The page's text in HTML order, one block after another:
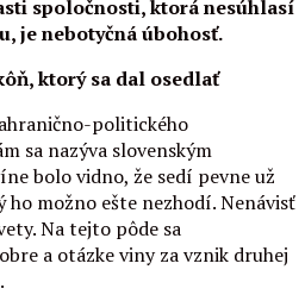
spoločnosti, ktorá nesúhlasí
je nebotyčná úbohosť.
ktorý sa dal osedlať
politického
sa nazýva slovenským
bolo vidno, že sedí pevne už
možno ešte nezhodí. Nenávisť
Na tejto pôde sa
a otázke viny za vznik druhej